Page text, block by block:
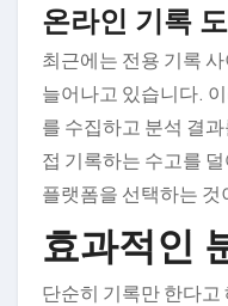
온라인 기록
최근에는 전용 기록
늘어나고 있습니다.
를 수집하고 분석 결
접 기록하는 수고를
플랫폼을 선택하는 것
효과적인
단순히 기록만 한다고